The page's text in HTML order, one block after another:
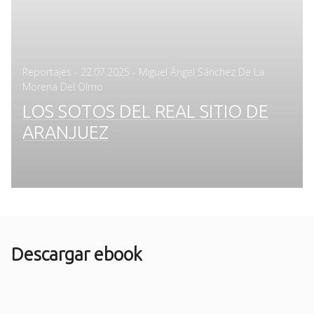
Reportajes - Posted
on
22.07.2025 - Miguel Ángel Sánchez De La
Morena Del Olmo
LOS SOTOS DEL REAL SITIO DE
ARANJUEZ
Descargar ebook